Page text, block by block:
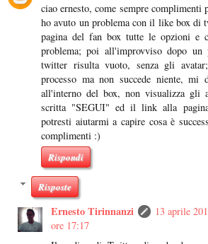
ciao ernesto, come sempre complimenti
ho avuto un problema con il like box di
pagina del fan box tutte le opzioni e
problema; poi all'improvviso dopo
twitter risulta vuoto, senza gli
processo ma non succede niente, mi
all'interno del box, non visualizza gli
scritta "SEGUI" ed il link alla
potresti aiutarmi a capire cosa è
complimenti :)
Rispondi
Risposte
Ernesto Tirinnanzi
13 aprile
ore 17:17